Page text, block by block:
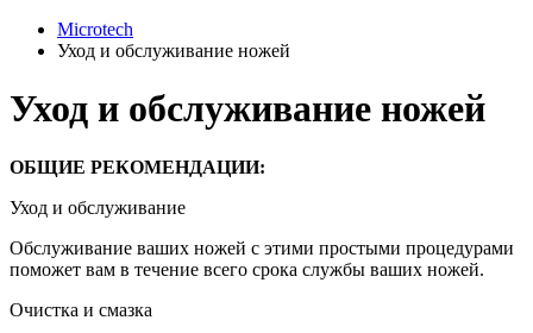
Microtech
Уход и обслуживание ножей
Уход и обслуживание ножей
ОБЩИЕ РЕКОМЕНДАЦИИ:
Уход и обслуживание
Обслуживание ваших ножей с этими простыми процедурами
поможет вам в течение всего срока службы ваших ножей.
Очистка и смазка